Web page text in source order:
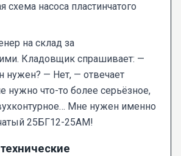
схема насоса пластинчатого
на склад за
Кладовщик спрашивает: —
нужен? — Нет, — отвечает
нужно что-то более серьёзное,
Мне нужен именно
25БГ12-25АМ!